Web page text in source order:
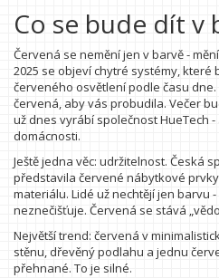
Co se bude dít v
Červená se nemění jen v barvě -
2025 se objeví chytré systémy, které
červeného osvětlení podle času
červená, aby vás probudila. Večer
už dnes vyrábí společnost HueTech
domácnosti.
Ještě jedna věc: udržitelnost. Česká
představila červené nábytkové
materiálu. Lidé už nechtějí jen barvu
neznečišťuje. Červená se stává
Největší trend: červená v
stěnu, dřevěný podlahu a jednu
přehnané. To je silné.